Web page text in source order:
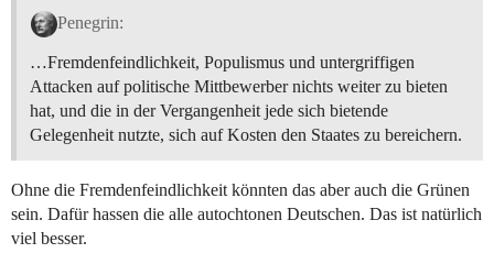
Penegrin:
…Fremdenfeindlichkeit, Populismus und untergriffigen
Attacken auf politische Mittbewerber nichts weiter zu bieten
hat, und die in der Vergangenheit jede sich bietende
Gelegenheit nutzte, sich auf Kosten den Staates zu bereichern.
Ohne die Fremdenfeindlichkeit könnten das aber auch die Grünen
sein. Dafür hassen die alle autochtonen Deutschen. Das ist natürlich
viel besser.